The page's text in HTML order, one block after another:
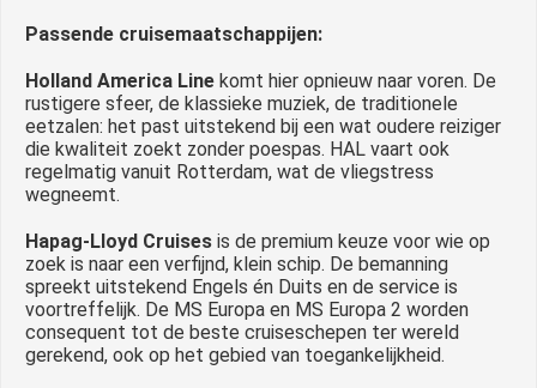
Passende cruisemaatschappijen:
Holland America Line komt hier opnieuw naar voren. De
rustigere sfeer, de klassieke muziek, de traditionele
eetzalen: het past uitstekend bij een wat oudere reiziger
die kwaliteit zoekt zonder poespas. HAL vaart ook
regelmatig vanuit Rotterdam, wat de vliegstress
wegneemt.
Hapag-Lloyd Cruises is de premium keuze voor wie op
zoek is naar een verfijnd, klein schip. De bemanning
spreekt uitstekend Engels én Duits en de service is
voortreffelijk. De MS Europa en MS Europa 2 worden
consequent tot de beste cruiseschepen ter wereld
gerekend, ook op het gebied van toegankelijkheid.